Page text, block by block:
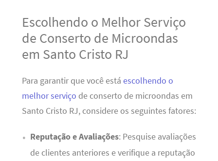
Escolhendo o Melhor Serviço
de Conserto de Microondas
em Santo Cristo RJ
Para garantir que você está escolhendo o
melhor serviço de conserto de microondas em
Santo Cristo RJ, considere os seguintes fatores:
Reputação e Avaliações: Pesquise avaliações
de clientes anteriores e verifique a reputação